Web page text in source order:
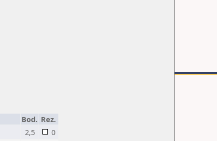
Bod. Rez.
2,5
0